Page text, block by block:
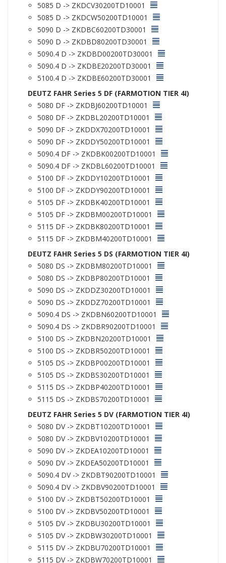
5085 D -> ZKDCV30200TD10001
5085 D -> ZKDCW50200TD10001
5090 D -> ZKDBC60200TD30001
5090 D -> ZKDBD80200TD30001
5090.4 D -> ZKDBD00200TD30001
5090.4 D -> ZKDBE20200TD30001
5100.4 D -> ZKDBE60200TD30001
DEUTZ FAHR Series 5 DF (FARMOTION TIER 4I)
5080 DF -> ZKDBJ60200TD10001
5080 DF -> ZKDBL20200TD10001
5090 DF -> ZKDDX70200TD10001
5090 DF -> ZKDDY50200TD10001
5090.4 DF -> ZKDBK00200TD10001
5090.4 DF -> ZKDBL60200TD10001
5100 DF -> ZKDDY10200TD10001
5100 DF -> ZKDDY90200TD10001
5105 DF -> ZKDBK40200TD10001
5105 DF -> ZKDBM00200TD10001
5115 DF -> ZKDBK80200TD10001
5115 DF -> ZKDBM40200TD10001
DEUTZ FAHR Series 5 DS (FARMOTION TIER 4I)
5080 DS -> ZKDBM80200TD10001
5080 DS -> ZKDBP80200TD10001
5090 DS -> ZKDDZ30200TD10001
5090 DS -> ZKDDZ70200TD10001
5090.4 DS -> ZKDBN60200TD10001
5090.4 DS -> ZKDBR90200TD10001
5100 DS -> ZKDBN20200TD10001
5100 DS -> ZKDBR50200TD10001
5105 DS -> ZKDBP00200TD10001
5105 DS -> ZKDBS30200TD10001
5115 DS -> ZKDBP40200TD10001
5115 DS -> ZKDBS70200TD10001
DEUTZ FAHR Series 5 DV (FARMOTION TIER 4I)
5080 DV -> ZKDBT10200TD10001
5080 DV -> ZKDBV10200TD10001
5090 DV -> ZKDEA10200TD10001
5090 DV -> ZKDEA50200TD10001
5090.4 DV -> ZKDBT90200TD10001
5090.4 DV -> ZKDBV90200TD10001
5100 DV -> ZKDBT50200TD10001
5100 DV -> ZKDBV50200TD10001
5105 DV -> ZKDBU30200TD10001
5105 DV -> ZKDBW30200TD10001
5115 DV -> ZKDBU70200TD10001
5115 DV -> ZKDBW70200TD10001